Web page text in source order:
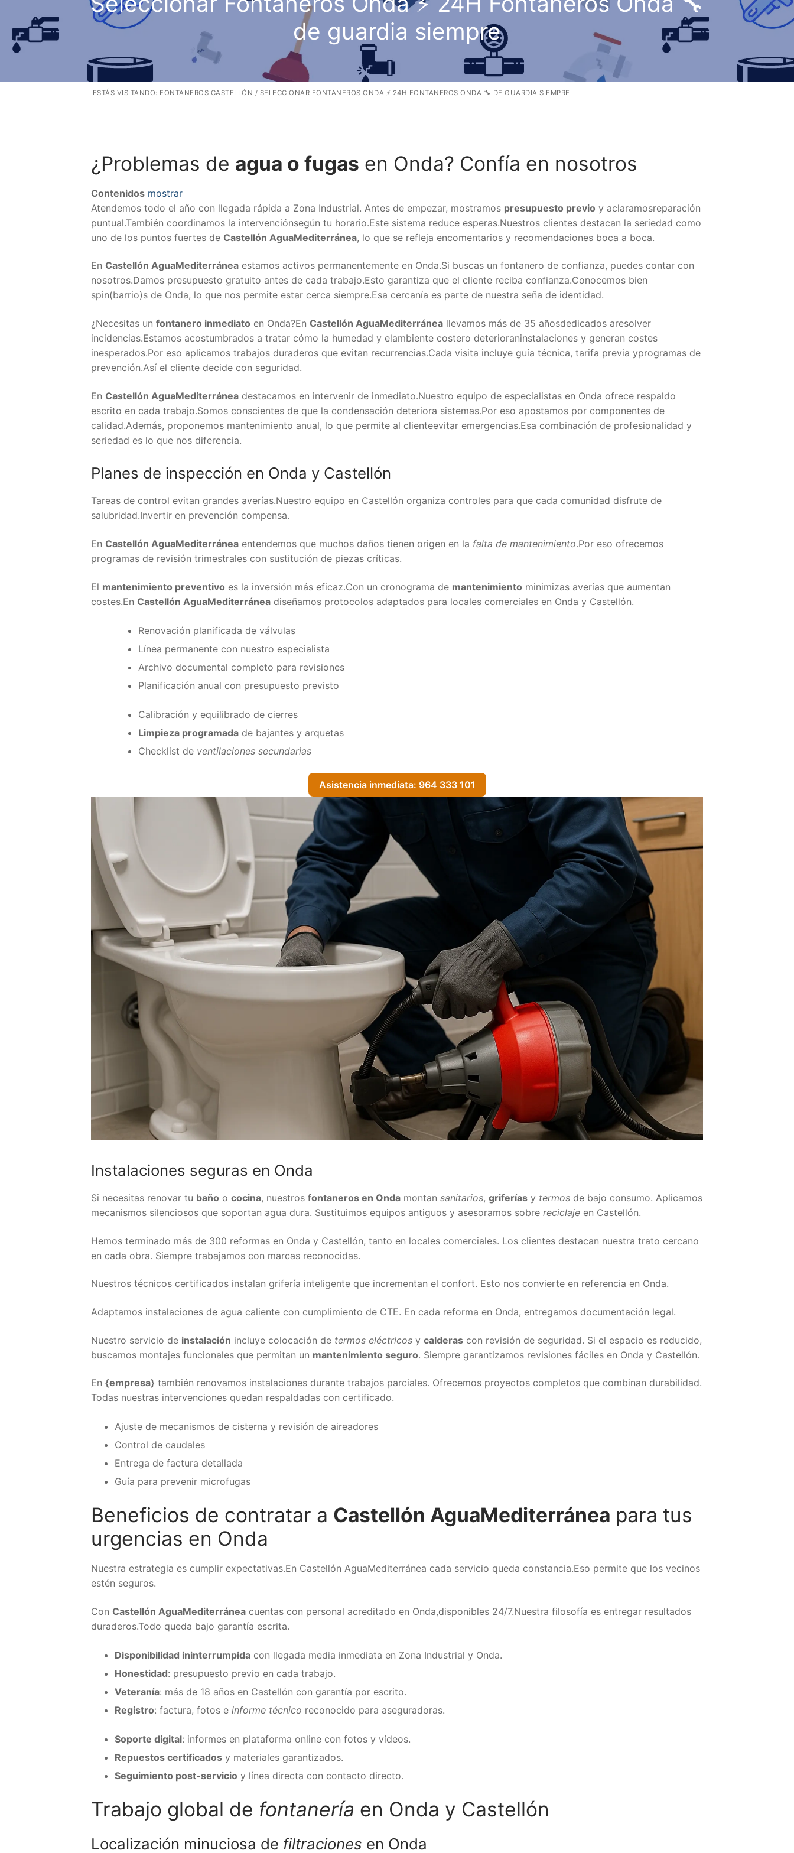
de guardia siempre
ESTÁS VISITANDO: FONTANEROS CASTELLÓN / SELECCIONAR FONTANEROS ONDA ⚡ 24H FONTANEROS ONDA 🔧 DE GUARDIA SIEMPRE
¿Problemas de agua o fugas en Onda? Confía en nosotros
Contenidos mostrar
Atendemos todo el año con llegada rápida a Zona Industrial. Antes de empezar, mostramos presupuesto previo y aclaramosreparación
puntual.También coordinamos la intervenciónsegún tu horario.Este sistema reduce esperas.Nuestros clientes destacan la seriedad como
uno de los puntos fuertes de Castellón AguaMediterránea, lo que se refleja encomentarios y recomendaciones boca a boca.
En Castellón AguaMediterránea estamos activos permanentemente en Onda.Si buscas un fontanero de confianza, puedes contar con
nosotros.Damos presupuesto gratuito antes de cada trabajo.Esto garantiza que el cliente reciba confianza.Conocemos bien
spin(barrio)s de Onda, lo que nos permite estar cerca siempre.Esa cercanía es parte de nuestra seña de identidad.
¿Necesitas un fontanero inmediato en Onda?En Castellón AguaMediterránea llevamos más de 35 añosdedicados aresolver
incidencias.Estamos acostumbrados a tratar cómo la humedad y elambiente costero deterioraninstalaciones y generan costes
inesperados.Por eso aplicamos trabajos duraderos que evitan recurrencias.Cada visita incluye guía técnica, tarifa previa yprogramas de
prevención.Así el cliente decide con seguridad.
En Castellón AguaMediterránea destacamos en intervenir de inmediato.Nuestro equipo de especialistas en Onda ofrece respaldo
escrito en cada trabajo.Somos conscientes de que la condensación deteriora sistemas.Por eso apostamos por componentes de
calidad.Además, proponemos mantenimiento anual, lo que permite al clienteevitar emergencias.Esa combinación de profesionalidad y
seriedad es lo que nos diferencia.
Planes de inspección en Onda y Castellón
Tareas de control evitan grandes averías.Nuestro equipo en Castellón organiza controles para que cada comunidad disfrute de
salubridad.Invertir en prevención compensa.
En Castellón AguaMediterránea entendemos que muchos daños tienen origen en la falta de mantenimiento.Por eso ofrecemos
programas de revisión trimestrales con sustitución de piezas críticas.
El mantenimiento preventivo es la inversión más eficaz.Con un cronograma de mantenimiento minimizas averías que aumentan
costes.En Castellón AguaMediterránea diseñamos protocolos adaptados para locales comerciales en Onda y Castellón.
Renovación planificada de válvulas
Línea permanente con nuestro especialista
Archivo documental completo para revisiones
Planificación anual con presupuesto previsto
Calibración y equilibrado de cierres
Limpieza programada de bajantes y arquetas
Checklist de ventilaciones secundarias
Asistencia inmediata: 964 333 101
Instalaciones seguras en Onda
Si necesitas renovar tu baño o cocina, nuestros fontaneros en Onda montan sanitarios, griferías y termos de bajo consumo. Aplicamos
mecanismos silenciosos que soportan agua dura. Sustituimos equipos antiguos y asesoramos sobre reciclaje en Castellón.
Hemos terminado más de 300 reformas en Onda y Castellón, tanto en locales comerciales. Los clientes destacan nuestra trato cercano
en cada obra. Siempre trabajamos con marcas reconocidas.
Nuestros técnicos certificados instalan grifería inteligente que incrementan el confort. Esto nos convierte en referencia en Onda.
Adaptamos instalaciones de agua caliente con cumplimiento de CTE. En cada reforma en Onda, entregamos documentación legal.
Nuestro servicio de instalación incluye colocación de termos eléctricos y calderas con revisión de seguridad. Si el espacio es reducido,
buscamos montajes funcionales que permitan un mantenimiento seguro. Siempre garantizamos revisiones fáciles en Onda y Castellón.
En {empresa} también renovamos instalaciones durante trabajos parciales. Ofrecemos proyectos completos que combinan durabilidad.
Todas nuestras intervenciones quedan respaldadas con certificado.
Ajuste de mecanismos de cisterna y revisión de aireadores
Control de caudales
Entrega de factura detallada
Guía para prevenir microfugas
Beneficios de contratar a Castellón AguaMediterránea para tus
urgencias en Onda
Nuestra estrategia es cumplir expectativas.En Castellón AguaMediterránea cada servicio queda constancia.Eso permite que los vecinos
estén seguros.
Con Castellón AguaMediterránea cuentas con personal acreditado en Onda,disponibles 24/7.Nuestra filosofía es entregar resultados
duraderos.Todo queda bajo garantía escrita.
Disponibilidad ininterrumpida con llegada media inmediata en Zona Industrial y Onda.
Honestidad: presupuesto previo en cada trabajo.
Veteranía: más de 18 años en Castellón con garantía por escrito.
Registro: factura, fotos e informe técnico reconocido para aseguradoras.
Soporte digital: informes en plataforma online con fotos y vídeos.
Repuestos certificados y materiales garantizados.
Seguimiento post-servicio y línea directa con contacto directo.
Trabajo global de fontanería en Onda y Castellón
Localización minuciosa de filtraciones en Onda